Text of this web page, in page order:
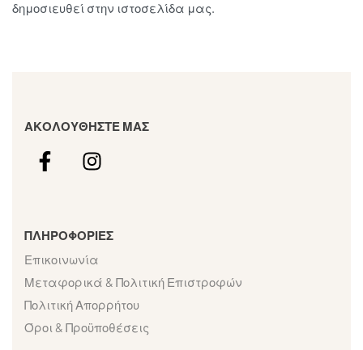
δημοσιευθεί στην ιστοσελίδα μας.
ΑΚΟΛΟΥΘΗΣΤΕ ΜΑΣ
ΠΛΗΡΟΦΟΡΙΕΣ
Επικοινωνία
Μεταφορικά & Πολιτική Επιστροφών
Πολιτική Απορρήτου
Όροι & Προϋποθέσεις